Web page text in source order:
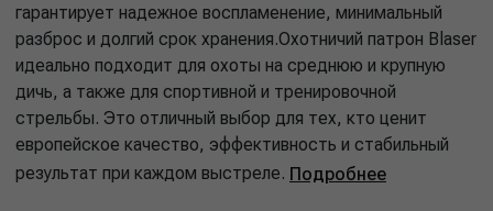
гарантирует надежное воспламенение, минимальный
разброс и долгий срок хранения.Охотничий патрон Blaser
идеально подходит для охоты на среднюю и крупную
дичь, а также для спортивной и тренировочной
стрельбы. Это отличный выбор для тех, кто ценит
европейское качество, эффективность и стабильный
результат при каждом выстреле. Подробнее